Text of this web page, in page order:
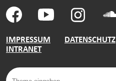
IMPRESSUM DATENSCHUTZ
INTRANET